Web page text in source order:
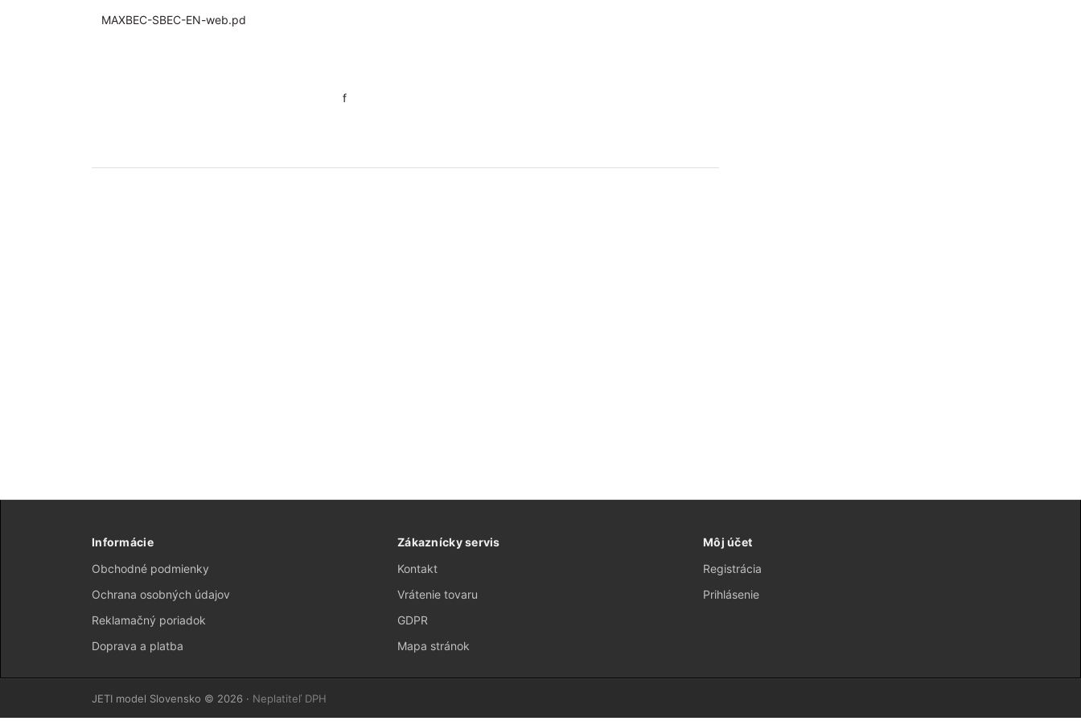
MAXBEC-SBEC-EN-web.pd
f
Informácie
Obchodné podmienky
Ochrana osobných údajov
Reklamačný poriadok
Doprava a platba
Zákaznícky servis
Kontakt
Vrátenie tovaru
GDPR
Mapa stránok
Môj účet
Registrácia
Prihlásenie
JETI model Slovensko © 2026 · Neplatiteľ DPH